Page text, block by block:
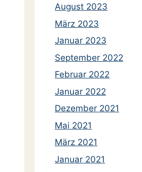
August 2023
März 2023
Januar 2023
September 2022
Februar 2022
Januar 2022
Dezember 2021
Mai 2021
März 2021
Januar 2021